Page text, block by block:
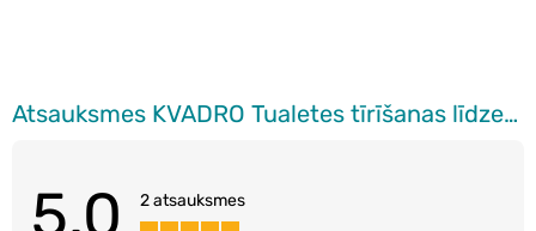
Atsauksmes KVADRO Tualetes tīrīšanas līdzeklis kaļķakmens un rūsas noņemšanai, 1l
5.0 2 atsauksmes